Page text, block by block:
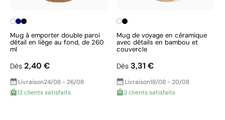
Mug à emporter double paroi
détail en liège au fond, de 260
ml
Dès 2,40 €
Livraison24/08 - 26/08
13 clients satisfaits
Mug de voyage en céramique
avec détails en bambou et
couvercle
Dès 3,31 €
Livraison18/08 - 20/08
3 clients satisfaits